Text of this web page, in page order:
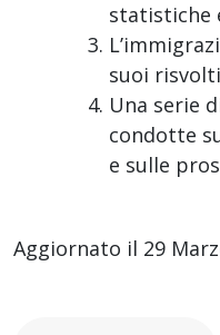
statistiche
suoi
Una serie
condotte
e sulle
Aggiornato il 29